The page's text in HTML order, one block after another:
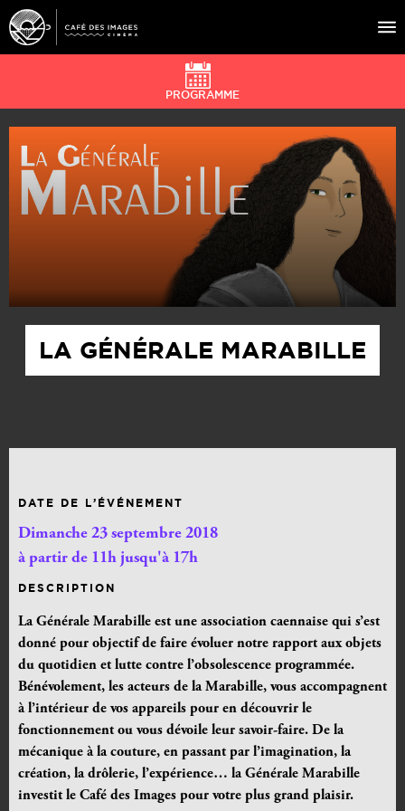
À L’AFFICHE
ÉVÉNEMENTS
CAFÉ DU CINÉ
PRATIQUE
ÉDUCATION AUX IMAGES
PROGRAMME
LA GÉNÉRALE MARABILLE
DATE DE L’ÉVÉNEMENT
Dimanche 23 septembre 2018
à partir de 11h jusqu'à 17h
DESCRIPTION
La Générale Marabille est une association caennaise qui s’est
donné pour objectif de faire évoluer notre rapport aux objets
du quotidien et lutte contre l’obsolescence programmée.
Bénévolement, les acteurs de la Marabille, vous accompagnent
à l’intérieur de vos appareils pour en découvrir le
fonctionnement ou vous dévoile leur savoir-faire. De la
mécanique à la couture, en passant par l’imagination, la
création, la drôlerie, l’expérience… la Générale Marabille
investit le Café des Images pour votre plus grand plaisir.